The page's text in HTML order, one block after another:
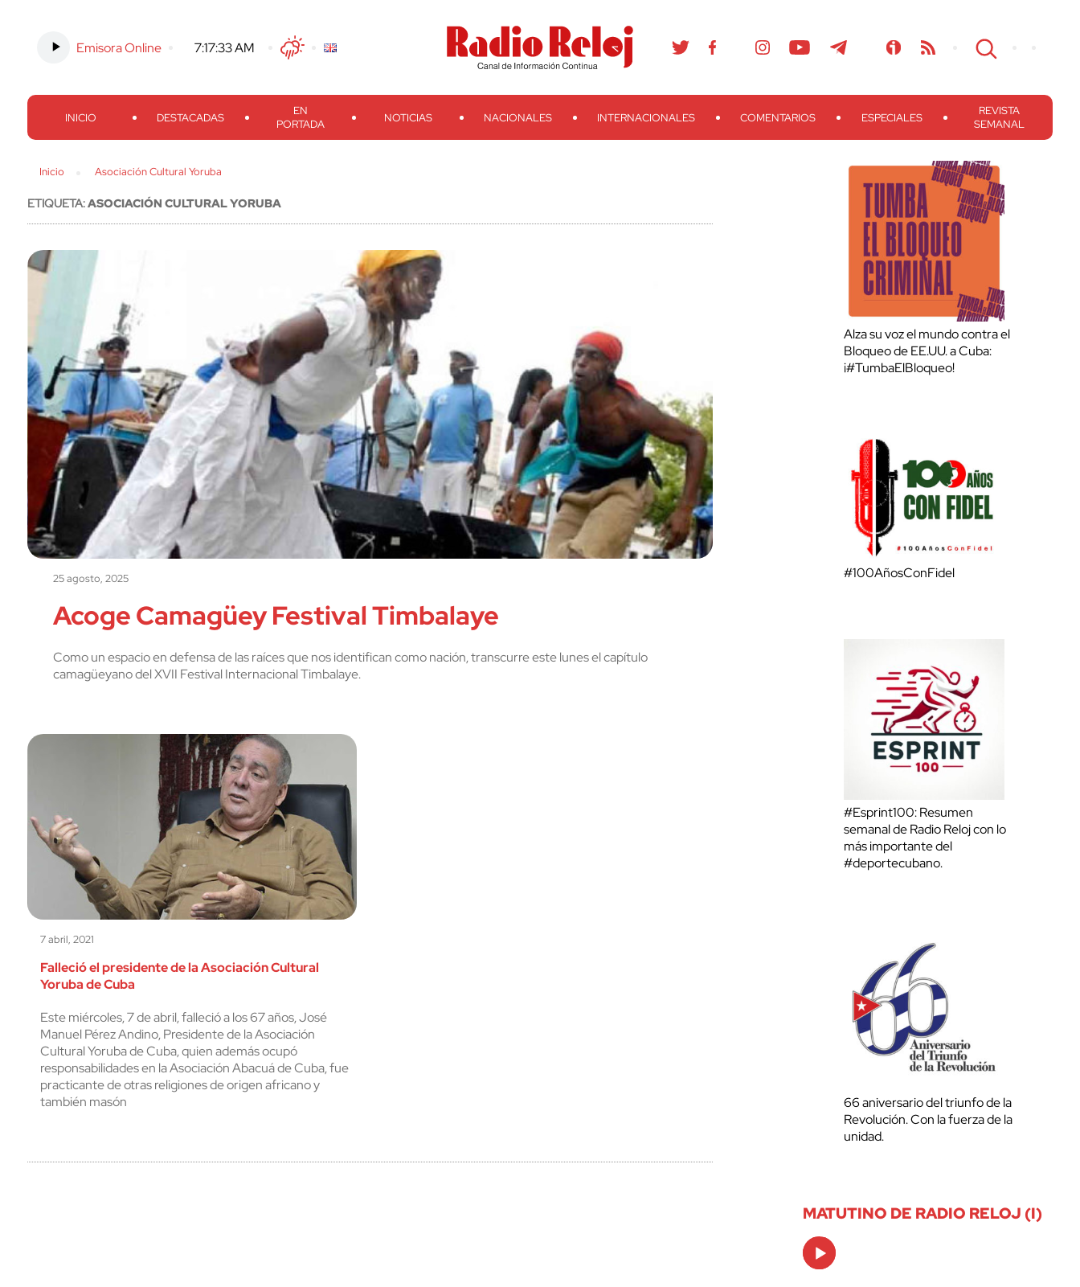
Emisora Online 7:17:34 AM TwitterFacebook
Threads
Instagram TelegramTeveo Ivoox RSS Search
INICIO DESTACADAS
EN
PORTADA
NOTICIAS NACIONALES INTERNACIONALES COMENTARIOS ESPECIALES
REVISTA
SEMANAL
Inicio Asociación Cultural Yoruba
ETIQUETA:ASOCIACIÓN CULTURAL YORUBA
25 agosto, 2025
Acoge Camagüey Festival Timbalaye
Como un espacio en defensa de las raíces que nos identifican como nación, transcurre este lunes el capítulo
camagüeyano del XVII Festival Internacional Timbalaye.
7 abril, 2021
Falleció el presidente de la Asociación Cultural
Yoruba de Cuba
Este miércoles, 7 de abril, falleció a los 67 años, José
Manuel Pérez Andino, Presidente de la Asociación
Cultural Yoruba de Cuba, quien además ocupó
responsabilidades en la Asociación Abacuá de Cuba, fue
practicante de otras religiones de origen africano y
también masón
Alza su voz el mundo contra el
Bloqueo de EE.UU. a Cuba:
¡#TumbaElBloqueo!
#100AñosConFidel
#Esprint100: Resumen
semanal de Radio Reloj con lo
más importante del
#deportecubano.
66 aniversario del triunfo de la
Revolución. Con la fuerza de la
unidad.
MATUTINO DE RADIO RELOJ (I)
Audio
Player